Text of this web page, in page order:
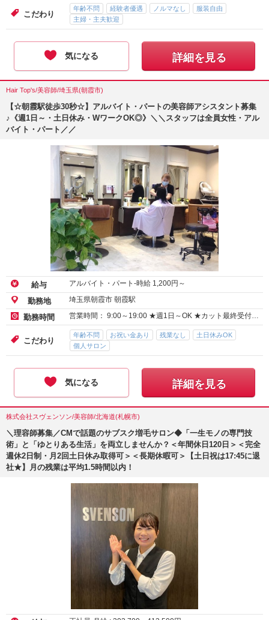
こだわり
年齢不問 経験者優遇 ノルマなし
服装自由
主婦・主夫歓迎
気になる 詳細を見る
Hair Top's/美容師/埼玉県(朝霞市)
【☆朝霞駅徒歩30秒☆】アルバイト・パートの美容師アシスタント募集
♪《週1日～・土日休み・WワークOK◎》＼＼スタッフは全員女性・アル
バイト・パート／／
給与 アルバイト・パート-時給 1,200円～
勤務地 埼玉県朝霞市 朝霞駅
勤務時間 営業時間： 9:00～19:00 ★週1日～OK ★カット最終受付…
こだわり
年齢不問 お祝い金あり 残業なし
土日休みOK
個人サロン
気になる 詳細を見る
株式会社スヴェンソン/美容師/北海道(札幌市)
＼理容師募集／CMで話題のサブスク増毛サロン◆「一生モノの専門技
術」と「ゆとりある生活」を両立しませんか？＜年間休日120日＞＜完全
週休2日制・月2回土日休み取得可＞＜長期休暇可＞【土日祝は17:45に退
社★】月の残業は平均1.5時間以内！